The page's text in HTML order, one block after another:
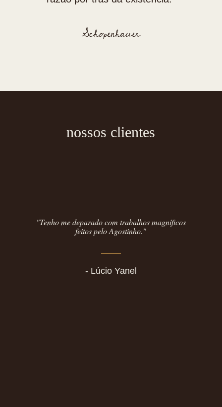
Schopenhauer
nossos clientes
"Tenho me deparado com trabalhos magníficos
feitos pelo Agostinho."
- Lúcio Yanel